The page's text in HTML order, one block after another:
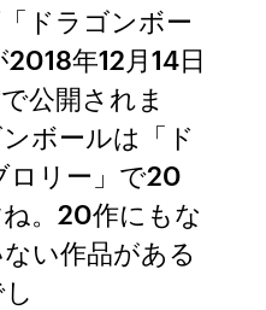
ドラゴンボー
年12月14日
公開されま
ボールは「ド
ロリー」で20
。20作にもな
い作品がある